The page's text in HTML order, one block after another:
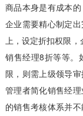
商品本身是有成本
企业需要精心制定
上，设定折扣权限
销售经理8折等等。
限，则需上级领导
管理者简化销售经
的销售考核体系并